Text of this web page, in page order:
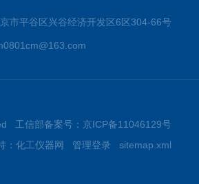
市平谷区兴谷经济开发区6区304-66号
工信部备案号： 京ICP备11046129号
： 化工仪器网 管理登录 sitemap.xml